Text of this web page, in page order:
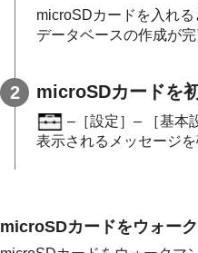
microSDカードを入れ
データベースの作成が
microSDカードを
–［設定］– ［基本
表示されるメッセージ
microSDカードをウォー